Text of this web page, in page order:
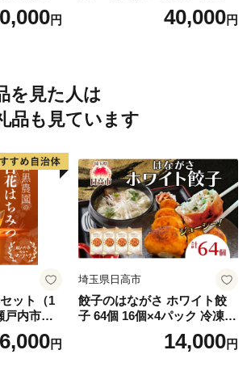
円 40,000円
を見た人は
品も見ています
ット（1
戸内市産
パン 砂
い いい香円
埼玉県日高市
餃子のはながさ ホワイト餃
子 64個 16個×4パック 冷凍
中華 点心 B級グルメ ご当地
野菜 おつまみ おかず 簡単調
14,000円